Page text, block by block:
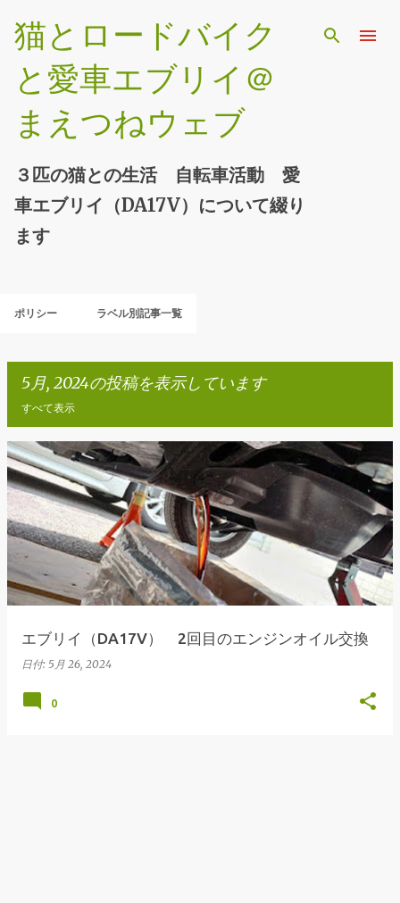
スキップしてメイン コンテンツに移動
猫とロードバイク
と愛車エブリイ＠
まえつねウェブ
３匹の猫との生活 自転車活動 愛
車エブリイ（DA17V）について綴り
ます
ポリシー ラベル別記事一覧
5月, 2024の投稿を表示しています
すべて表示
投
稿
エブリイ（DA17V） 2回目のエンジンオイル交換
日付: 5月 26, 2024
0